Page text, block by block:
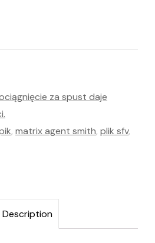
za spust daje
, matrix agent smith, plik sfv,
Description